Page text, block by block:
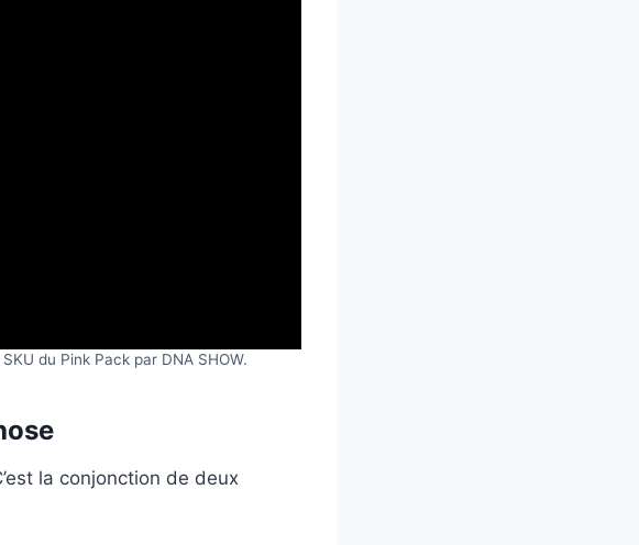
du Pink Pack par DNA SHOW.
la conjonction de deux